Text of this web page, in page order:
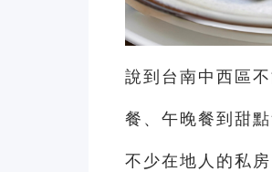
說到台南中西區
餐、午晚餐到甜
不少在地人的私